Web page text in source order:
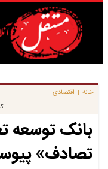
خانه | اقتصادی
بانک توسعه
تصادف»